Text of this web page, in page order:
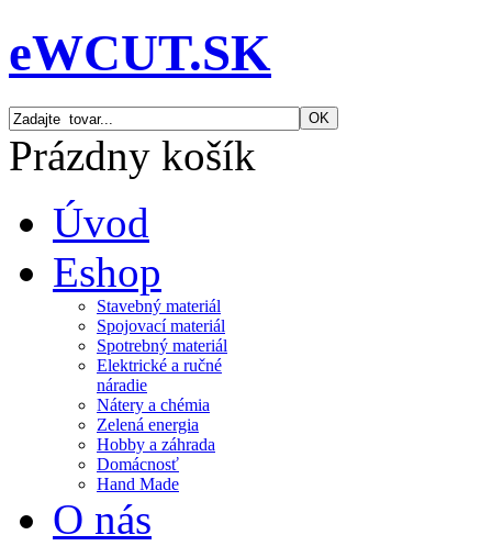
eWCUT.SK
Prázdny košík
Úvod
Eshop
Stavebný materiál
Spojovací materiál
Spotrebný materiál
Elektrické a ručné
náradie
Nátery a chémia
Zelená energia
Hobby a záhrada
Domácnosť
Hand Made
O nás